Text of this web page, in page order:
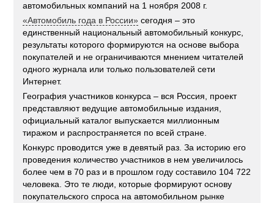
автомобильных компаний на 1 ноября 2008 г.
«Автомобиль года в России» сегодня – это
единственный национальный автомобильный конкурс,
результаты которого формируются на основе выбора
покупателей и не ограничиваются мнением читателей
одного журнала или только пользователей сети
Интернет.
География участников конкурса – вся Россия, проект
представляют ведущие автомобильные издания,
официальный каталог выпускается миллионным
тиражом и распространяется по всей стране.
Конкурс проводится уже в девятый раз. За историю его
проведения количество участников в нем увеличилось
более чем в 70 раз и в прошлом году составило 104 722
человека. Это те люди, которые формируют основу
покупательского спроса на автомобильном рынке